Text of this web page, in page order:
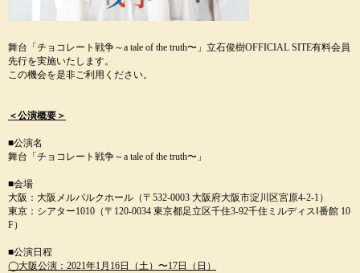
舞台「チョコレート戦争～a tale of the truth〜」立石俊樹OFFICIAL SITE有料会員
先行を実施いたします。
この機会を是非ご利用ください。
＜公演概要＞
■公演名
舞台「チョコレート戦争～a tale of the truth〜」
■会場
大阪：大阪メルパルクホール（〒532-0003 大阪府大阪市淀川区宮原4-2-1）
東京：シアター1010（〒120-0034 東京都足立区千住3-92千住ミルディスⅠ番館 10
F）
■公演日程
◯大阪公演：2021年1月16日（土）〜17日（日）